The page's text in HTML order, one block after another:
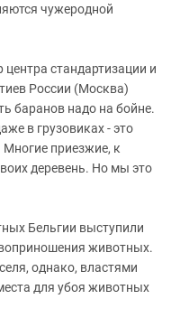
чужеродной
стандартизации и
России (Москва)
баранов надо на бойне.
в грузовиках - это
приезжие, к
деревень. Но мы это
Бельгии выступили
животных.
однако, властями
для убоя животных